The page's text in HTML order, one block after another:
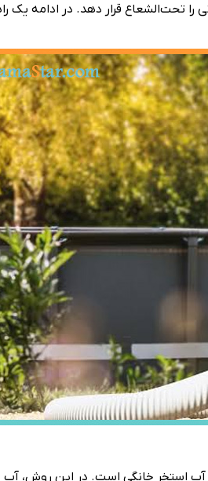
را تحت‌الشعاع قرار دهد. در ادامه
آب استخر خانگی است. در این روش،